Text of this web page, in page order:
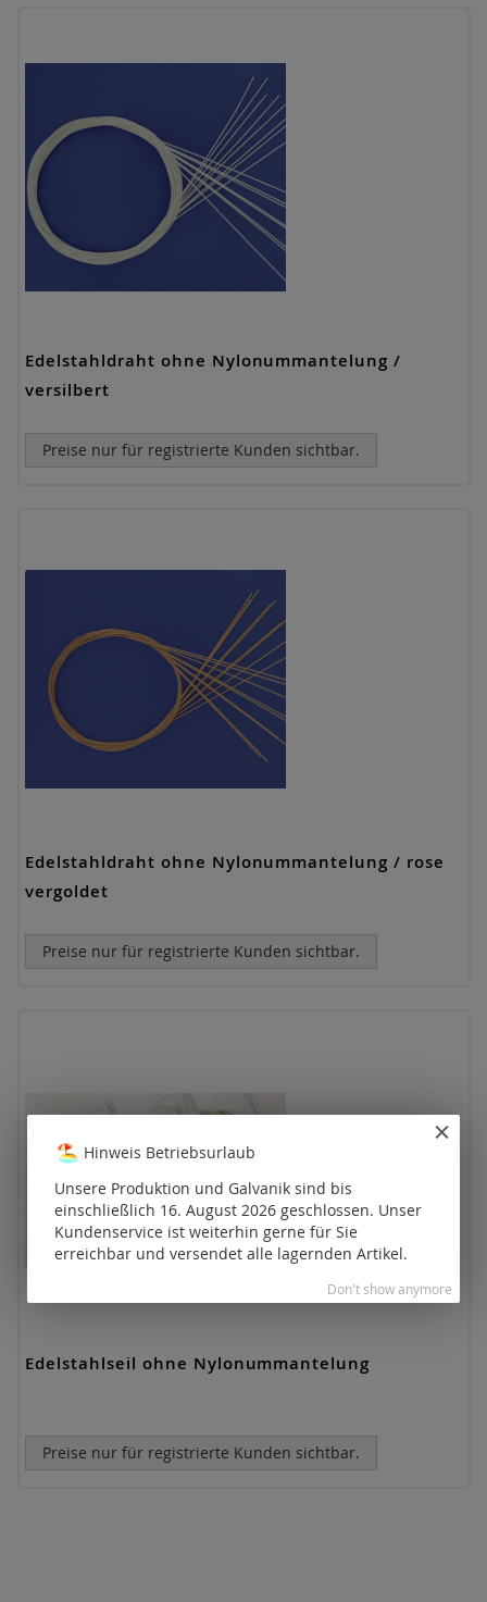
Edelstahldraht ohne Nylonummantelung /
versilbert
Preise nur für registrierte Kunden sichtbar.
Edelstahldraht ohne Nylonummantelung / rose
vergoldet
Preise nur für registrierte Kunden sichtbar.
Edelstahlseil ohne Nylonummantelung
Preise nur für registrierte Kunden sichtbar.
Hinweis Betriebsurlaub
Unsere Produktion und Galvanik sind bis
einschließlich 16. August 2026 geschlossen. Unser
Kundenservice ist weiterhin gerne für Sie
erreichbar und versendet alle lagernden Artikel.
Don't show anymore